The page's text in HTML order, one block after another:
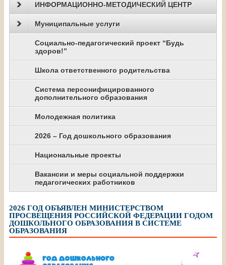
ИНФОРМАЦИОННО-МЕТОДИЧЕСКИЙ ЦЕНТР
Муниципальные услуги
Социально-педагогический проект “Будь
здоров!”
Школа ответственного родительства
Система персонифицированного
дополнительного образования
Молодежная политика
2026 – Год дошкольного образования
Национальные проекты
Вакансии и меры социальной поддержки
педагогических работников
2026 ГОД ОБЪЯВЛЕН МИНИСТЕРСТВОМ
ПРОСВЕЩЕНИЯ РОССИЙСКОЙ ФЕДЕРАЦИИ ГОДОМ
ДОШКОЛЬНОГО ОБРАЗОВАНИЯ В СИСТЕМЕ
ОБРАЗОВАНИЯ